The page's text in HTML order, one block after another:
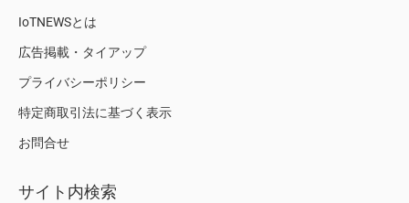
IoTNEWSとは
広告掲載・タイアップ
プライバシーポリシー
特定商取引法に基づく表示
お問合せ
サイト内検索